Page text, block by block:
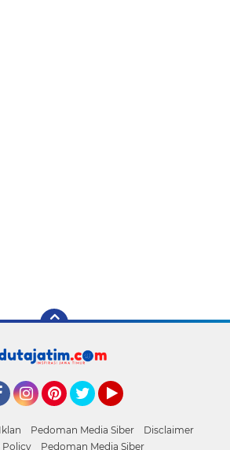
Pedoman Media Siber
Disclaimer
Policy
Pedoman Media Siber